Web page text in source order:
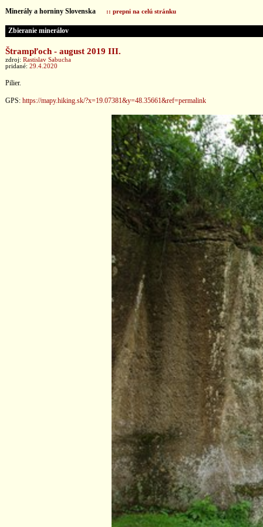
Minerály a horniny Slovenska :: prepni na celú stránku
Zbieranie minerálov
Štrampľoch - august 2019 III.
zdroj: Rastislav Sabucha
pridané: 29.4.2020
Pilier.
GPS: https://mapy.hiking.sk/?x=19.07381&y=48.35661&ref=permalink